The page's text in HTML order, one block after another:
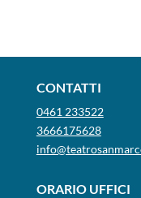
CONTATTI
0461 233522
3666175628
ORARIO UFFICI